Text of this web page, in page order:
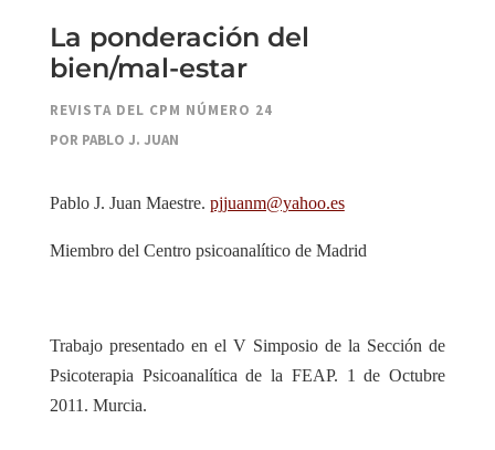
La ponderación del
bien/mal-estar
REVISTA DEL CPM NÚMERO 24
POR PABLO J. JUAN
Pablo J. Juan Maestre. pjjuanm@yahoo.es
Miembro del Centro psicoanalítico de Madrid
Trabajo presentado en el V Simposio de la Sección de
Psicoterapia Psicoanalítica de la FEAP. 1 de Octubre
2011. Murcia.